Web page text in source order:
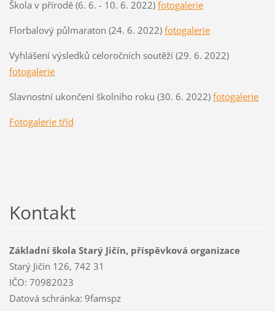
Škola v přírodě (6. 6. - 10. 6. 2022) fotogalerie
Florbalový půlmaraton (24. 6. 2022) fotogalerie
Vyhlášení výsledků celoročních soutěží (29. 6. 2022)
fotogalerie
Slavnostní ukončení školního roku (30. 6. 2022) fotogalerie
Fotogalerie tříd
Kontakt
Základní škola Starý Jičín, příspěvková organizace
Starý Jičín 126, 742 31
IČO: 70982023
Datová schránka: 9famspz